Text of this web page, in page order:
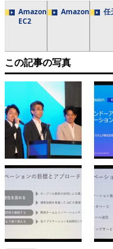
Amazon
EC2
Amazon 任
この記事の写真